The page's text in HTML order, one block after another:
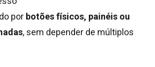
por botões físicos, painéis ou
, sem depender de múltiplos